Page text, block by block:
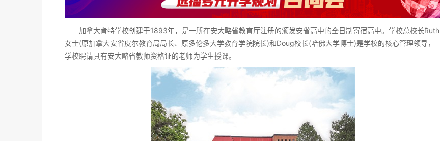
加拿大肯特学校创建于1893年，是一所在安大略省教育厅注册的颁发安省高中的全日制寄宿高中。学校总校长Ruth
女士(原加拿大安省皮尔教育局局长、原多伦多大学教育学院院长)和Doug校长(哈佛大学博士)是学校的核心管理领导，
学校聘请具有安大略省教师资格证的老师为学生授课。